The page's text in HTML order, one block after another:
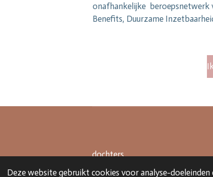
Deze website gebruikt cookies voor analyse-
onafhankelijke beroepsnetwerk
Benefits, Duurzame
©
dochters